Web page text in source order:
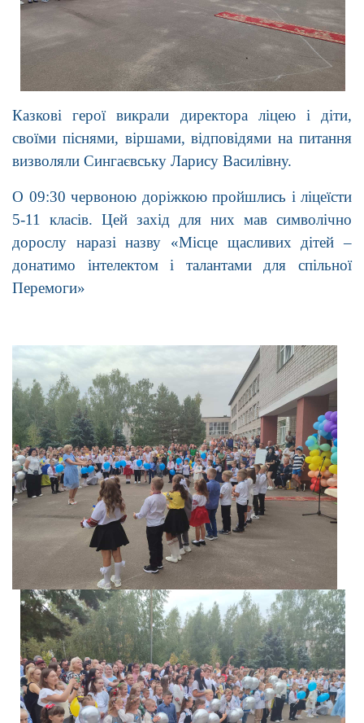
Казкові герої викрали директора ліцею і діти,
своїми піснями, віршами, відповідями на питання
визволяли Сингаєвську Ларису Василівну.
О 09:30 червоною доріжкою пройшлись і ліцеїсти
5-11 класів. Цей захід для них мав символічно
дорослу наразі назву «Місце щасливих дітей –
донатимо інтелектом і талантами для спільної
Перемоги»